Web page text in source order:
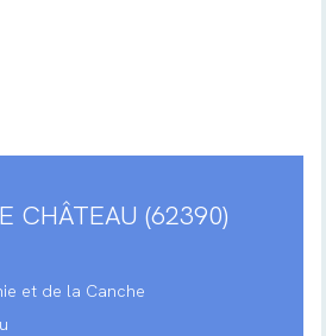
CHÂTEAU (62390)
et de la Canche